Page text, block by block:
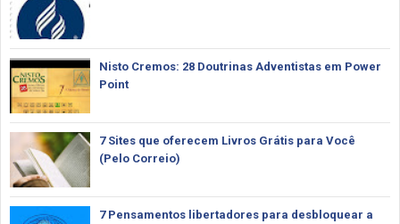
Nisto Cremos: 28 Doutrinas Adventistas em Power
Point
7 Sites que oferecem Livros Grátis para Você
(Pelo Correio)
7 Pensamentos libertadores para desbloquear a